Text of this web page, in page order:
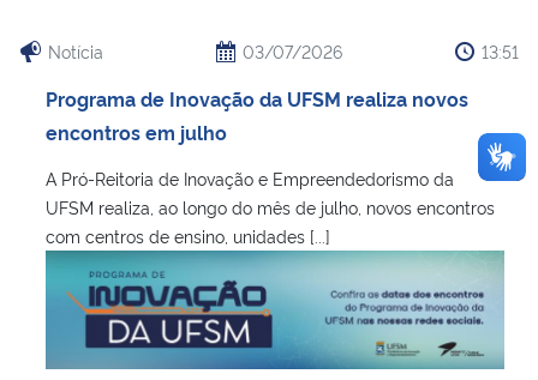
Notícia 03/07/2026 13:51
Programa de Inovação da UFSM realiza novos
encontros em julho
A Pró-Reitoria de Inovação e Empreendedorismo da
UFSM realiza, ao longo do mês de julho, novos encontros
com centros de ensino, unidades [...]